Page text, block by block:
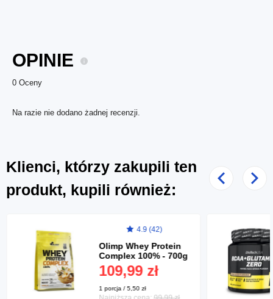
OPINIE
0 Oceny
Na razie nie dodano żadnej recenzji.
Klienci, którzy zakupili ten
produkt, kupili również:
Poprzedni
4.9 (42)
Olimp Whey Protein
Complex 100% - 700g
109,99 zł
1 porcja / 5,50 zł